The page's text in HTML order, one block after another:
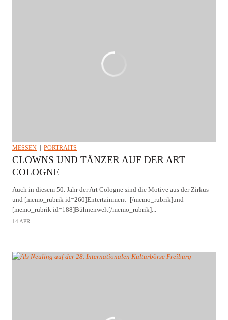
MESSEN PORTRAITS
CLOWNS UND TÄNZER AUF DER ART
COLOGNE
Auch in diesem 50. Jahr der Art Cologne sind die Motive aus der Zirkus-
und [memo_rubrik id=260]Entertainment- [/memo_rubrik]und
[memo_rubrik id=188]Bühnenwelt[/memo_rubrik]...
14 APR.